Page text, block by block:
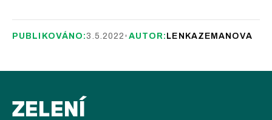
PUBLIKOVÁNO:3.5.2022 • AUTOR: LENKAZEMANOVA
ZELENÍ